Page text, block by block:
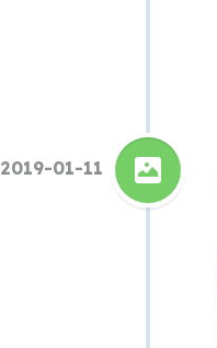
2019-01-11